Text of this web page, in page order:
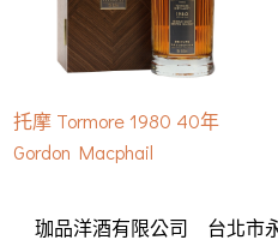
托摩 Tormore 1980 40年
Gordon Macphail
珈品洋酒有限公司 台北市